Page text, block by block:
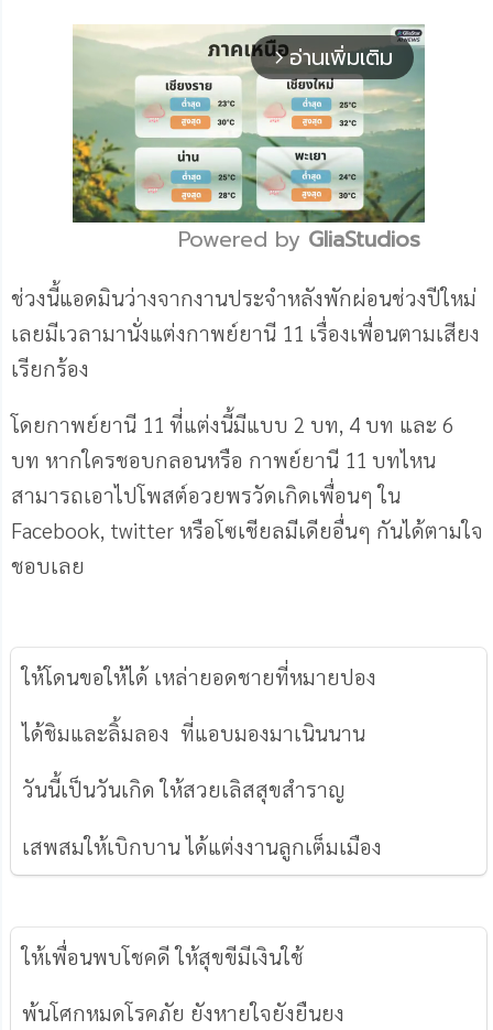
arrow_forward_ios อ่านเพิ่มเติม
Mute
Powered by GliaStudios
ช่วงนี้แอดมินว่างจากงานประจำหลังพักผ่อนช่วงปีใหม่
เลยมีเวลามานั่งแต่งกาพย์ยานี 11 เรื่องเพื่อนตามเสียง
เรียกร้อง
โดยกาพย์ยานี 11 ที่แต่งนี้มีแบบ 2 บท, 4 บท และ 6
บท หากใครชอบกลอนหรือ กาพย์ยานี 11 บทไหน
สามารถเอาไปโพสต์อวยพรวัดเกิดเพื่อนๆ ใน
Facebook, twitter หรือโซเชียลมีเดียอื่นๆ กันได้ตามใจ
ชอบเลย
ให้โดนขอให้ได้ เหล่ายอดชายที่หมายปอง
ได้ชิมและลิ้มลอง ที่แอบมองมาเนินนาน
วันนี้เป็นวันเกิด ให้สวยเลิสสุขสำราญ
เสพสมให้เบิกบาน ได้แต่งงานลูกเต็มเมือง
ให้เพื่อนพบโชคดี ให้สุขขีมีเงินใช้
พ้นโศกหมดโรคภัย ยังหายใจยังยืนยง